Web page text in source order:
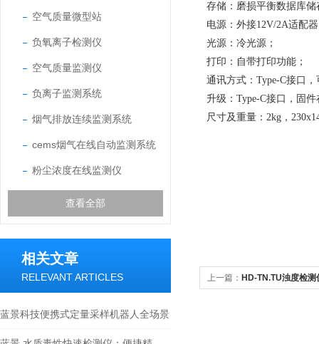
空气质量微型站
负氧离子检测仪
空气质量监测仪
负离子监测系统
烟气排放连续监测系统
cems烟气在线自动监测系统
粉尘浓度在线监测仪
查看全部
相关文章
RELEVANT ARTICLES
蓝景科技便携式定量采样机器人全场景
存储：磨损平衡数据库
电源：外接12V/2A适配
光源：冷光源；
打印：自带打印功能；
通讯方式：Type-C接口
升级：Type-C接口，固
尺寸及重量：2kg，
上一篇： HD-TN.TU浊度检测